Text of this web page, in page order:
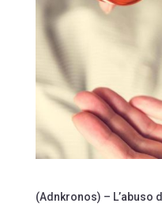
(Adnkronos) – L’abuso